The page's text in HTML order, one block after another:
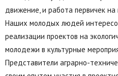
движение, и работа первичек на
Наших молодых людей
реализации проектов на
молодежи в культурные
Представители аграрно-